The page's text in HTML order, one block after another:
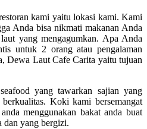
kami yaitu lokasi kami. Kami
Anda bisa nikmati makanan Anda
yang mengagumkan. Apa Anda
untuk 2 orang atau pengalaman
Dewa Laut Cafe Carita yaitu tujuan
yang tawarkan sajian yang
Koki kami bersemangat
menggunakan bakat anda buat
dan yang bergizi.